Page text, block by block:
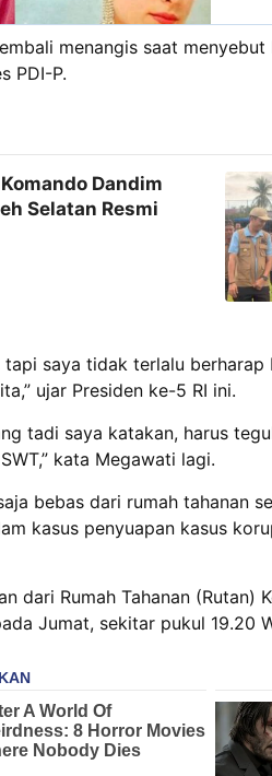
menangis saat
PDI-P.
Dandim
Selatan Resmi
tapi saya tidak terlalu
ujar Presiden ke-5 RI ini.
tadi saya katakan, harus
kata Megawati lagi.
bebas dari rumah tahanan
kasus penyuapan kasus
dari Rumah Tahanan (Rutan)
Jumat, sekitar pukul 19.20